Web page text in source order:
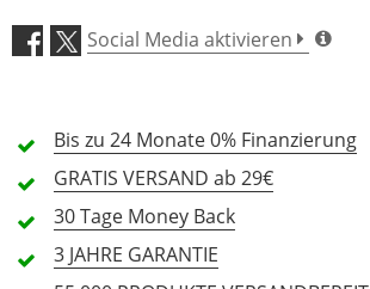
5 Sterne
4 Sterne
2 Sterne
1 Sterne
Social Media aktivieren
Bis zu 24 Monate0% Finanzierung
GRATIS VERSAND ab 29€
30 Tage Money Back
3 JAHRE GARANTIE